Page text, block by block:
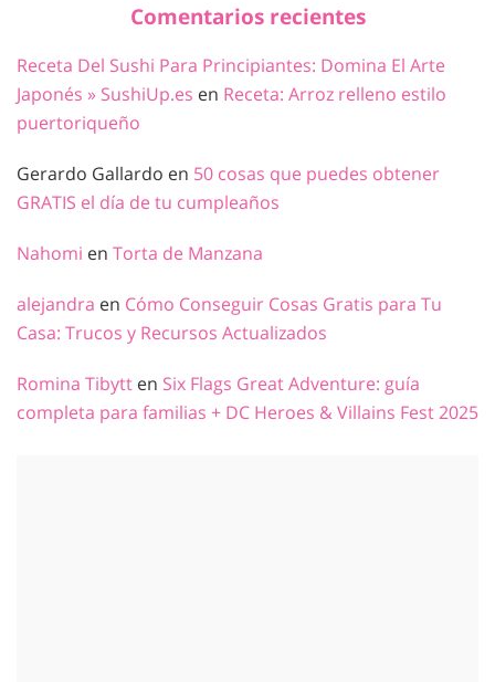
Comentarios recientes
Receta Del Sushi Para Principiantes: Domina El Arte
Japonés » SushiUp.es en Receta: Arroz relleno estilo
puertoriqueño
Gerardo Gallardo en 50 cosas que puedes obtener
GRATIS el día de tu cumpleaños
Nahomi en Torta de Manzana
alejandra en Cómo Conseguir Cosas Gratis para Tu
Casa: Trucos y Recursos Actualizados
Romina Tibytt en Six Flags Great Adventure: guía
completa para familias + DC Heroes & Villains Fest 2025